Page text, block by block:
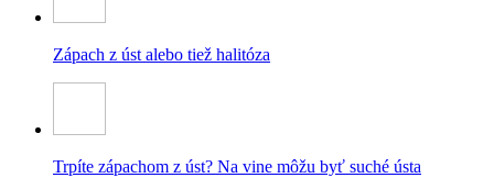
Zápach z úst alebo tiež halitóza
Trpíte zápachom z úst? Na vine môžu byť suché ústa